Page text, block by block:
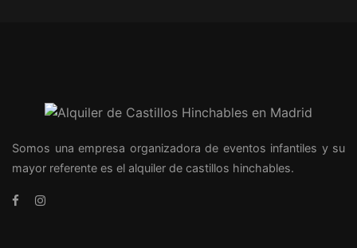
Somos una empresa organizadora de eventos infantiles y su
mayor referente es el alquiler de castillos hinchables.